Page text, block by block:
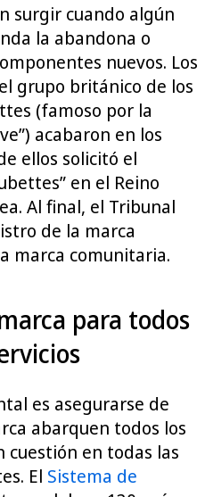
surgir cuando algún
la abandona o
nuevos. Los
grupo británico de los
(famoso por la
acabaron en los
ellos solicitó el
en el Reino
Al final, el Tribunal
de la marca
marca comunitaria.
para todos
es asegurarse de
abarquen todos los
cuestión en todas las
El Sistema de